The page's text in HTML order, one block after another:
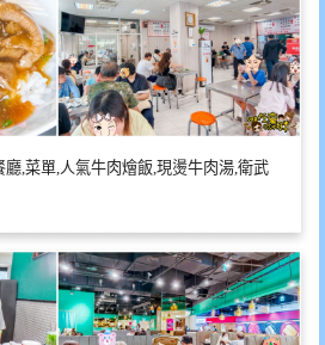
,菜單,人氣牛肉燴飯,現燙牛肉湯,衛武